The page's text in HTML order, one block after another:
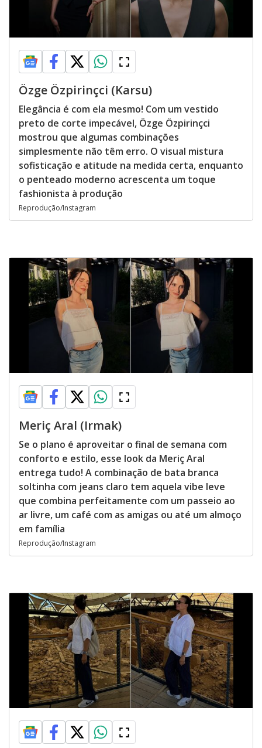
Özge Özpirinçci (Karsu)
Elegância é com ela mesmo! Com um vestido
preto de corte impecável, Özge Özpirinçci
mostrou que algumas combinações
simplesmente não têm erro. O visual mistura
sofisticação e atitude na medida certa, enquanto
o penteado moderno acrescenta um toque
fashionista à produção
Reprodução/Instagram
Meriç Aral (Irmak)
Se o plano é aproveitar o final de semana com
conforto e estilo, esse look da Meriç Aral
entrega tudo! A combinação de bata branca
soltinha com jeans claro tem aquela vibe leve
que combina perfeitamente com um passeio ao
ar livre, um café com as amigas ou até um almoço
em família
Reprodução/Instagram